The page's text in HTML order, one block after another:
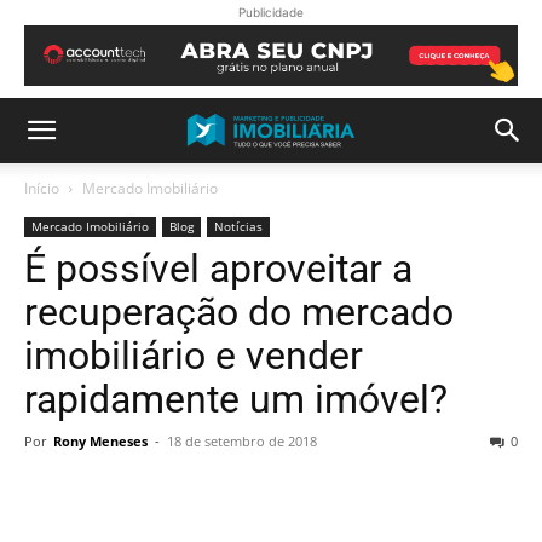
Publicidade
Início Mercado Imobiliário
Mercado Imobiliário Blog Notícias
É possível aproveitar a
recuperação do mercado
imobiliário e vender
rapidamente um imóvel?
Por Rony Meneses - 18 de setembro de 2018 0